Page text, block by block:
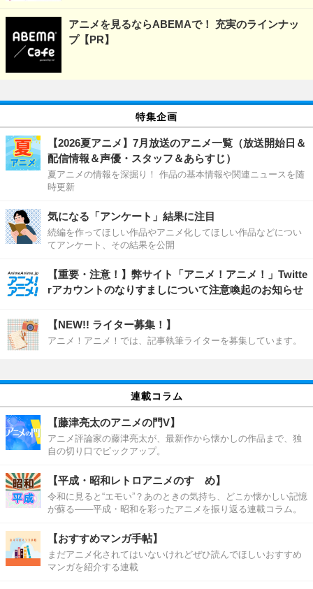
アニメを見るならABEMAで！ 充実のラインナッ
プ【PR】
特集企画
【2026夏アニメ】7月放送のアニメ一覧（放送開始日＆
配信情報＆声優・スタッフ＆あらすじ）
夏アニメの情報を深掘り！ 作品の基本情報や関連ニュースを随
時更新
気になる「アンケート」結果に注目
続編を作ってほしい作品やアニメ化してほしい作品などについ
てアンケート、その結果を公開
【重要・注意！】弊サイト「アニメ！アニメ！」Twitte
rアカウントのなりすましについて注意喚起のお知らせ
【NEW!! ライター募集！】
アニメ！アニメ！では、記事執筆ライターを募集しています。
連載コラム
【藤津亮太のアニメの門V】
アニメ評論家の藤津亮太が、最新作から懐かしの作品まで、独
自の切り口でピックアップ。
【平成・昭和レトロアニメのすゝめ】
令和に見ると“エモい”？あのときの気持ち、どこか懐かしい記憶
が蘇る――平成・昭和を彩ったアニメを振り返る連載コラム。
【おすすめマンガ手帖】
まだアニメ化されてはいないけれどぜひ読んでほしいおすすめ
マンガを紹介する連載